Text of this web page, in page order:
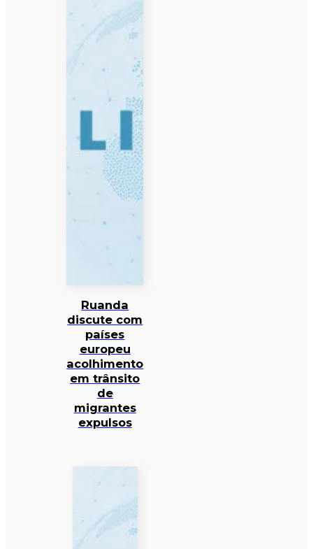
Ruanda
discute com
países
europeu
acolhimento
em trânsito
de
migrantes
expulsos